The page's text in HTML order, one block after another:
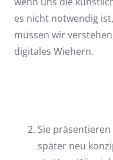
es nicht notwendig
müssen wir
digitales Wiehern.
Sie präsentieren
später neu